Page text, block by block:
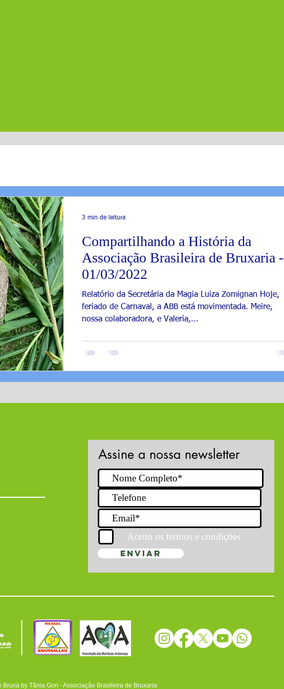
Compartilhando a História da
Associação Brasileira de Bruxaria -
01/03/2022
Relatório da Secretária da Magia Luiza Zomignan Hoje,
feriado de Carnaval, a ABB está movimentada. Meire,
nossa colaboradora, e Valeria,...
3 min de leitura
Assine a nossa newsletter
Aceito os termos e condições
Enviar
by Tânia Gori - Associação Brasileira de Bruxaria